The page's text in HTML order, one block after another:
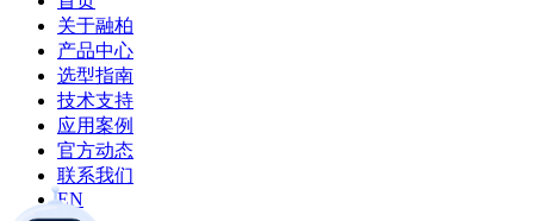
关于融柏
产品中心
选型指南
技术支持
应用案例
官方动态
联系我们
EN